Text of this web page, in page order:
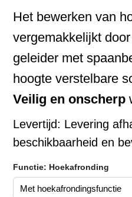
Het bewerken van
vergemakkelijkt
geleider met
hoogte verstelbare
Veilig en onscherp
Levertijd: Levering
beschikbaarheid en
Functie: Hoekafronding